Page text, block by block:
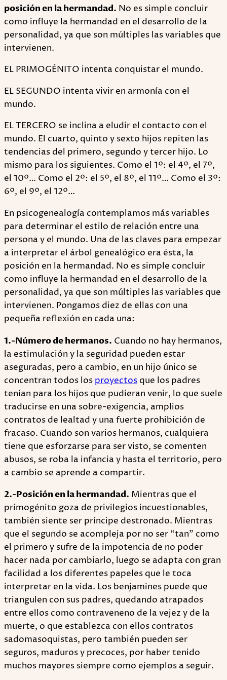
posición en la hermandad. No es simple concluir
como influye la hermandad en el desarrollo de la
personalidad, ya que son múltiples las variables que
intervienen.
EL PRIMOGÉNITO intenta conquistar el mundo.
EL SEGUNDO intenta vivir en armonía con el
mundo.
EL TERCERO se inclina a eludir el contacto con el
mundo. El cuarto, quinto y sexto hijos repiten las
tendencias del primero, segundo y tercer hijo. Lo
mismo para los siguientes. Como el 1º: el 4º, el 7º,
el 10º… Como el 2º: el 5º, el 8º, el 11º… Como el 3º:
6º, el 9º, el 12º…
En psicogenealogía contemplamos más variables
para determinar el estilo de relación entre una
persona y el mundo. Una de las claves para empezar
a interpretar el árbol genealógico era ésta, la
posición en la hermandad. No es simple concluir
como influye la hermandad en el desarrollo de la
personalidad, ya que son múltiples las variables que
intervienen. Pongamos diez de ellas con una
pequeña reflexión en cada una:
1.-Número de hermanos. Cuando no hay hermanos,
la estimulación y la seguridad pueden estar
aseguradas, pero a cambio, en un hijo único se
concentran todos los proyectos que los padres
tenían para los hijos que pudieran venir, lo que suele
traducirse en una sobre-exigencia, amplios
contratos de lealtad y una fuerte prohibición de
fracaso. Cuando son varios hermanos, cualquiera
tiene que esforzarse para ser visto, se comenten
abusos, se roba la infancia y hasta el territorio, pero
a cambio se aprende a compartir.
2.-Posición en la hermandad. Mientras que el
primogénito goza de privilegios incuestionables,
también siente ser príncipe destronado. Mientras
que el segundo se acompleja por no ser “tan” como
el primero y sufre de la impotencia de no poder
hacer nada por cambiarlo, luego se adapta con gran
facilidad a los diferentes papeles que le toca
interpretar en la vida. Los benjamines puede que
triangulen con sus padres, quedando atrapados
entre ellos como contraveneno de la vejez y de la
muerte, o que establezca con ellos contratos
sadomasoquistas, pero también pueden ser
seguros, maduros y precoces, por haber tenido
muchos mayores siempre como ejemplos a seguir.